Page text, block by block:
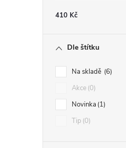
410 Kč
Dle štítku
Na skladě 6
Akce 0
Novinka 1
Tip 0